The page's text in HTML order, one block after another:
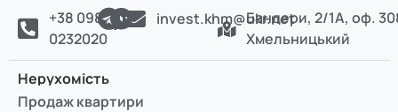
+38 098
0232020
invest.khm@ukr.netБандери, 2/1А, оф.
Хмельницький
Нерухомість
Продаж квартири